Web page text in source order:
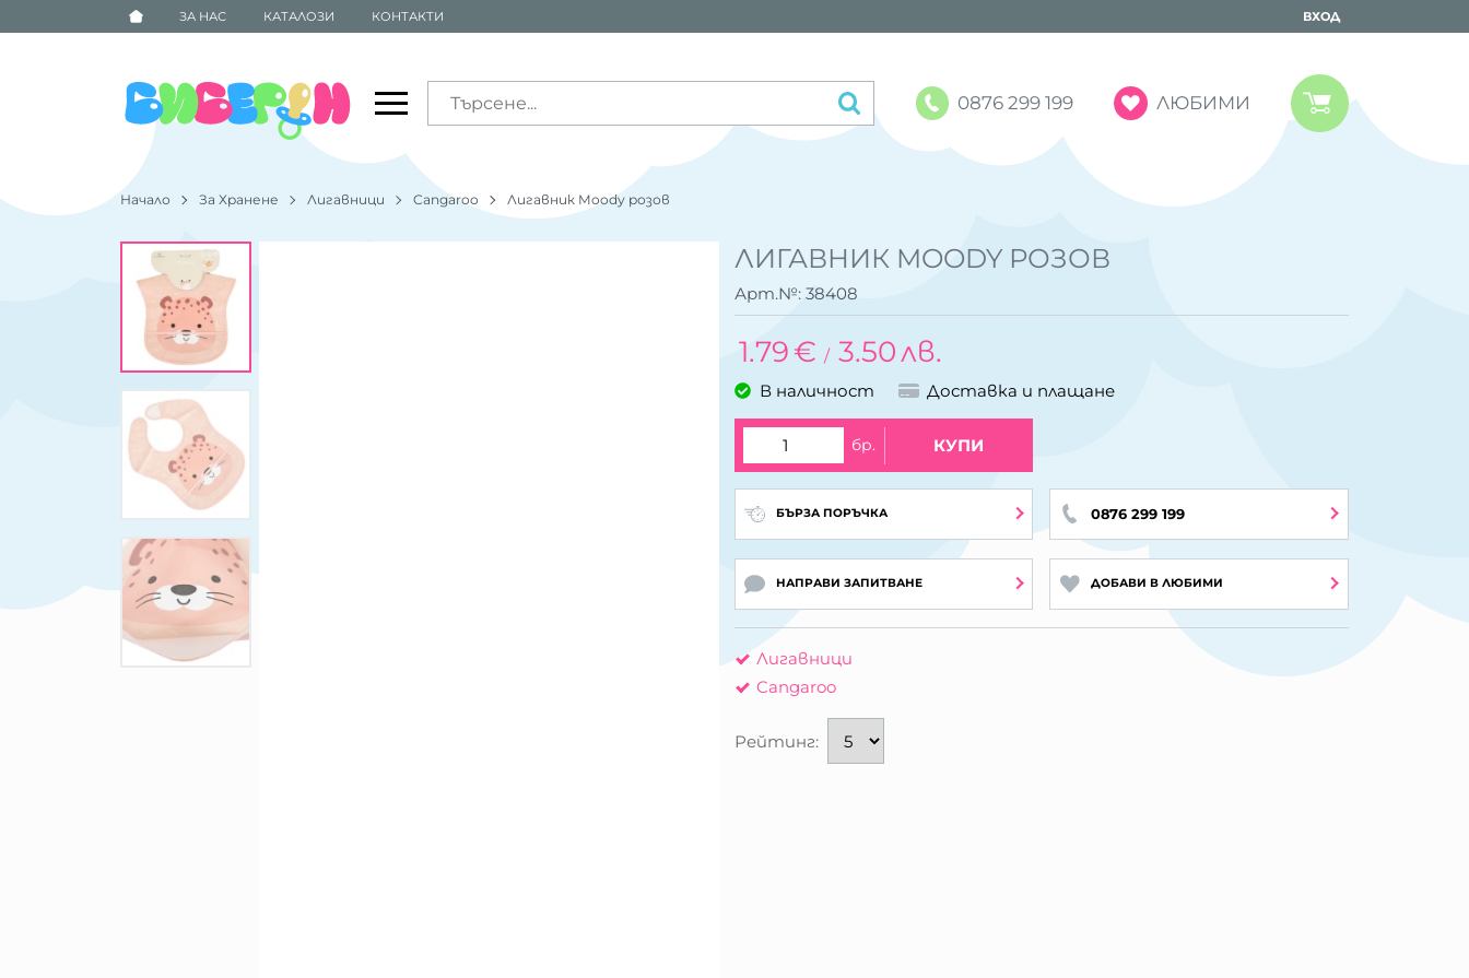
ЗА НАС КАТАЛОЗИ КОНТАКТИ ВХОД
0876 299 199 ЛЮБИМИ
Начало За Хранене Лигавници Cangaroo Лигавник Moody розов
ЛИГАВНИК MOODY РОЗОВ
Арт.№: 38408
1.79€ / 3.50лв.
В наличност Доставка и плащане
бр. КУПИ
БЪРЗА ПОРЪЧКА 0876 299 199
НАПРАВИ ЗАПИТВАНЕ ДОБАВИ В ЛЮБИМИ
Лигавници
Cangaroo
Рейтинг: